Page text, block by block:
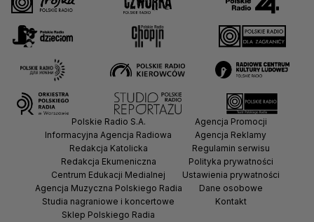
Polskie Radio S.A.
Informacyjna Agencja Radiowa
Redakcja Katolicka
Redakcja Ekumeniczna
Centrum Edukacji Medialnej
Agencja Muzyczna Polskiego Radia
Studia nagraniowe i koncertowe
Sklep Polskiego Radia
Agencja Promocji
Agencja Reklamy
Regulamin serwisu
Polityka prywatności
Ustawienia prywatności
Dane osobowe
Kontakt